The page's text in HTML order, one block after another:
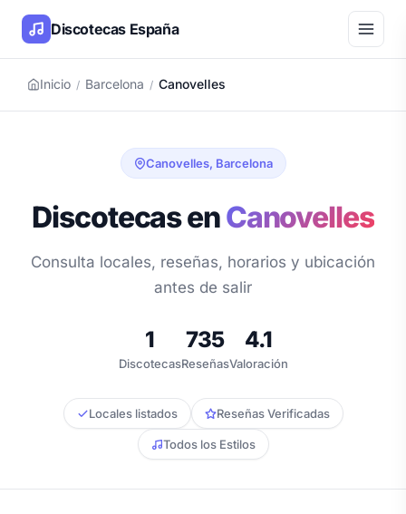
Discotecas España
Inicio / Barcelona / Canovelles
Canovelles, Barcelona
Discotecas enCanovelles
Consulta locales, reseñas, horarios y ubicación
antes de salir
1
Discotecas
735
Reseñas
4.1
Valoración
Locales listados Reseñas Verificadas
Todos los Estilos